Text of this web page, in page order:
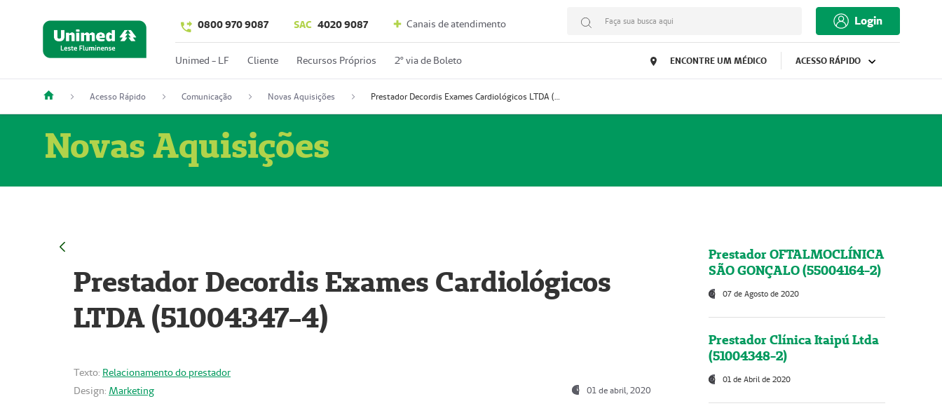
0800 970 9087 SAC 4020 9087 Canais de atendimento Faça sua busca aqui Login
Unimed - LF Cliente Recursos Próprios 2º via de Boleto ENCONTRE UM MÉDICO ACESSO RÁPIDO
Acesso Rápido Comunicação Novas Aquisições Prestador Decordis Exames Cardiológicos LTDA (51004347-4)
Novas Aquisições
Prestador Decordis Exames Cardiológicos
LTDA (51004347-4)
Texto: Relacionamento do prestador
Design: Marketing 01 de abril, 2020
Prestador OFTALMOCLÍNICA
SÃO GONÇALO (55004164-2)
07 de Agosto de 2020
Prestador Clínica Itaipú Ltda
(51004348-2)
01 de Abril de 2020